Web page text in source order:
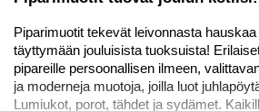
Piparimuotit tekevät leivonnasta
täyttymään jouluisista tuoksuista!
pipareille persoonallisen ilmeen,
ja moderneja muotoja, joilla luot
Lumiukot, porot, tähdet ja sydämet.